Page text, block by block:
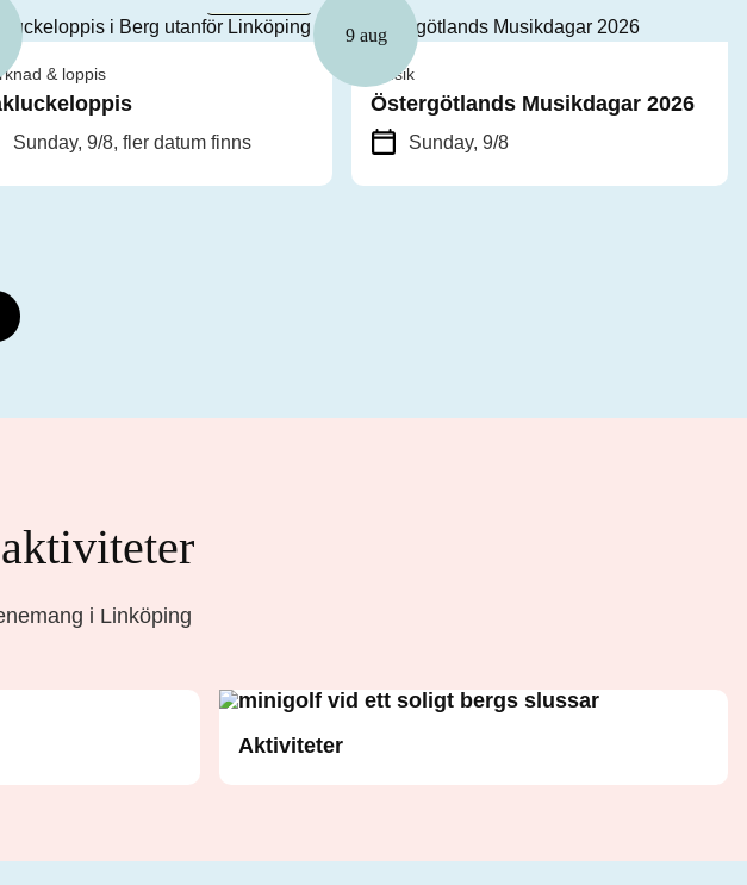
& loppis
Sunday, 9/8, fler datum finns
9 aug
Musik
Östergötlands Musikdagar 2026
Sunday, 9/8
i Linköping
Aktiviteter